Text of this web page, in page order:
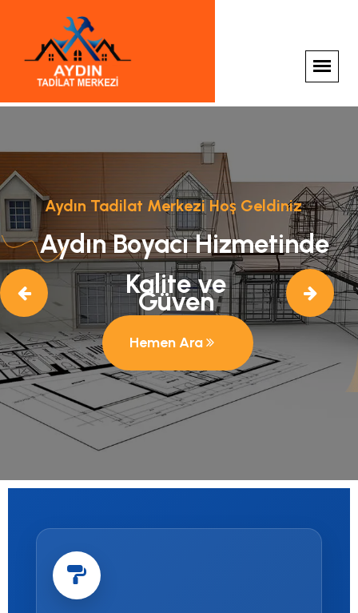
Aydın Tadilat Merkezi Hoş Geldiniz
Aydın Boyacı Hizmetinde
Kalite ve
Güven
Hemen Ara